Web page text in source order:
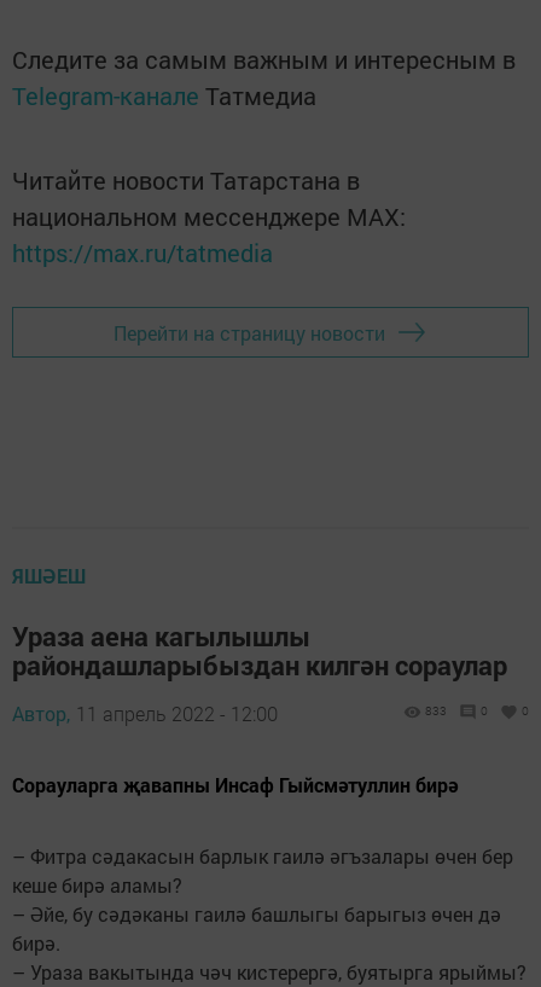
Следите за самым важным и интересным в
Telegram-канале Татмедиа
Читайте новости Татарстана в
национальном мессенджере MАХ:
https://max.ru/tatmedia
Перейти на страницу новости
ЯШӘЕШ
Ураза аена кагылышлы
райондашларыбыздан килгән сораулар
Автор, 11 апрель 2022 - 12:00 833 0 0
Сорауларга җавапны Инсаф Гыйсмәтуллин бирә
– Фитра сәдакасын барлык гаилә әгъзалары өчен бер
кеше бирә аламы?
– Әйе, бу сәдәканы гаилә башлыгы барыгыз өчен дә
бирә.
– Ураза вакытында чәч кистерергә, буятырга ярыймы?